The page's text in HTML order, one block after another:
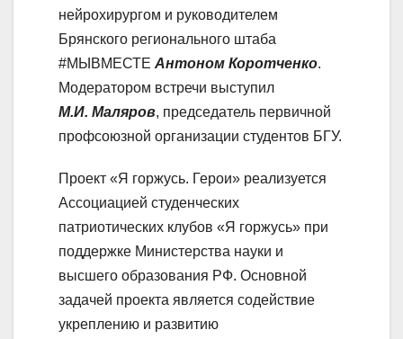
нейрохирургом и руководителем
Брянского регионального штаба
#МЫВМЕСТЕ Антоном Коротченко.
Модератором встречи выступил
М.И. Маляров, председатель первичной
профсоюзной организации студентов БГУ.
Проект «Я горжусь. Герои» реализуется
Ассоциацией студенческих
патриотических клубов «Я горжусь» при
поддержке Министерства науки и
высшего образования РФ. Основной
задачей проекта является содействие
укреплению и развитию